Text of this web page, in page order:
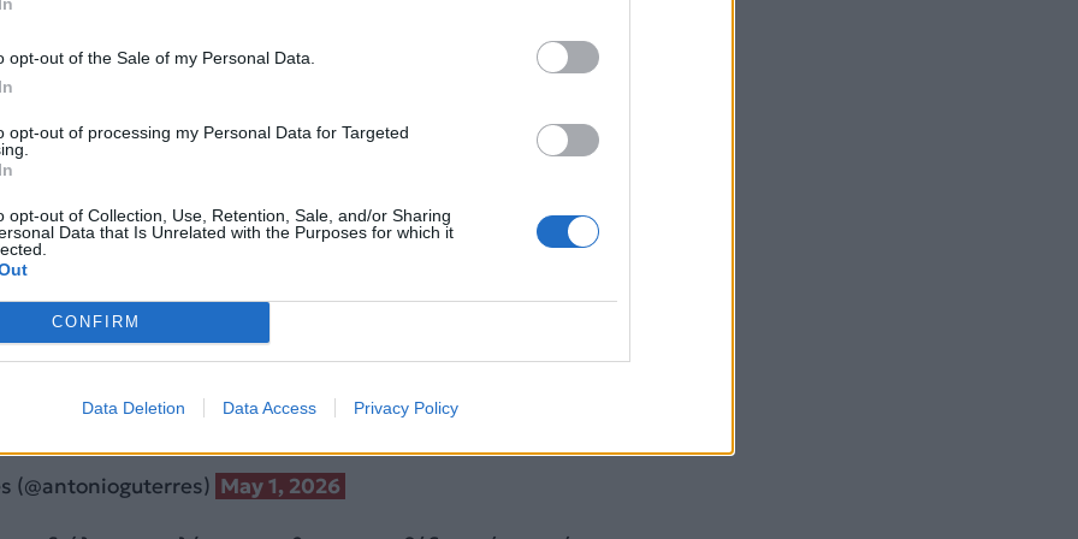
opt-out of the Sale of my Personal Data.
opt-out of processing my Personal Data for Targeted
opt-out of Collection, Use, Retention, Sale, and/or Sharing
Data that Is Unrelated with the Purposes for which it
CONFIRM
Data Deletion Data Access Privacy Policy
of the Middle East crisis grow dramatically worse with
navigational rights & freedoms in the area of the Strait of
transport, manufacturing & food markets &
economy
10uJFNNyFG
(@antonioguterres) May 1, 2026